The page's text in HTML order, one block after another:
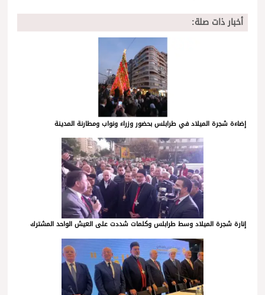
أخبار ذات صلة:
إضاءة شجرة الميلاد في طرابلس بحضور وزراء ونواب ومطارنة المدينة
إنارة شجرة الميلاد وسط طرابلس وكلمات شددت على العيش الواحد المشترك